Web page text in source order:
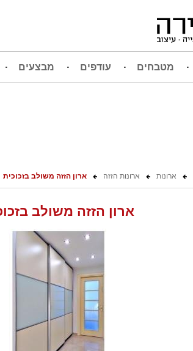
מטבחים עודפים מבצעים
ארונות ארונות הזזה ארון הזזה משולב בזכוכית
ארון הזזה משולב